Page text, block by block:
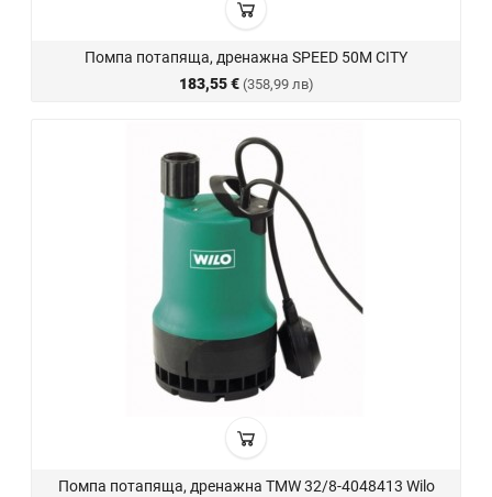
Помпа потапяща, дренажна SPEED 50M CITY
183,55 € (358,99 лв)
Помпа потапяща, дренажна TMW 32/8-4048413 Wilo